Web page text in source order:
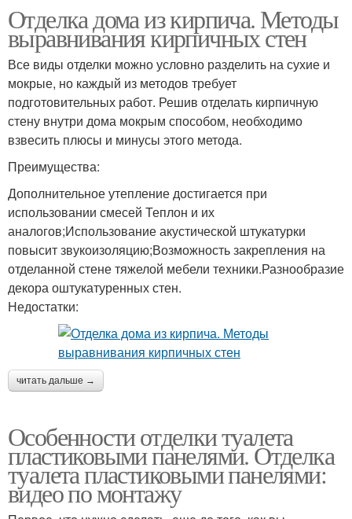
Отделка дома из кирпича. Методы
выравнивания кирпичных стен
Все виды отделки можно условно разделить на сухие и
мокрые, но каждый из методов требует
подготовительных работ. Решив отделать кирпичную
стену внутри дома мокрым способом, необходимо
взвесить плюсы и минусы этого метода.
Преимущества:
Дополнительное утепление достигается при
использовании смесей Теплон и их
аналогов;Использование акустической штукатурки
повысит звукоизоляцию;Возможность закрепления на
отделанной стене тяжелой мебели техники.Разнообразие
декора оштукатуренных стен.
Недостатки:
читать дальше →
Особенности отделки туалета
пластиковыми панелями. Отделка
туалета пластиковыми панелями:
видео по монтажу